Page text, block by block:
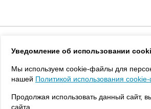
Каталог
Уведомление об использовании
Мы используем cookie-файлы для
нашей Политикой использования
Продолжая использовать данный сайт,
сайта.